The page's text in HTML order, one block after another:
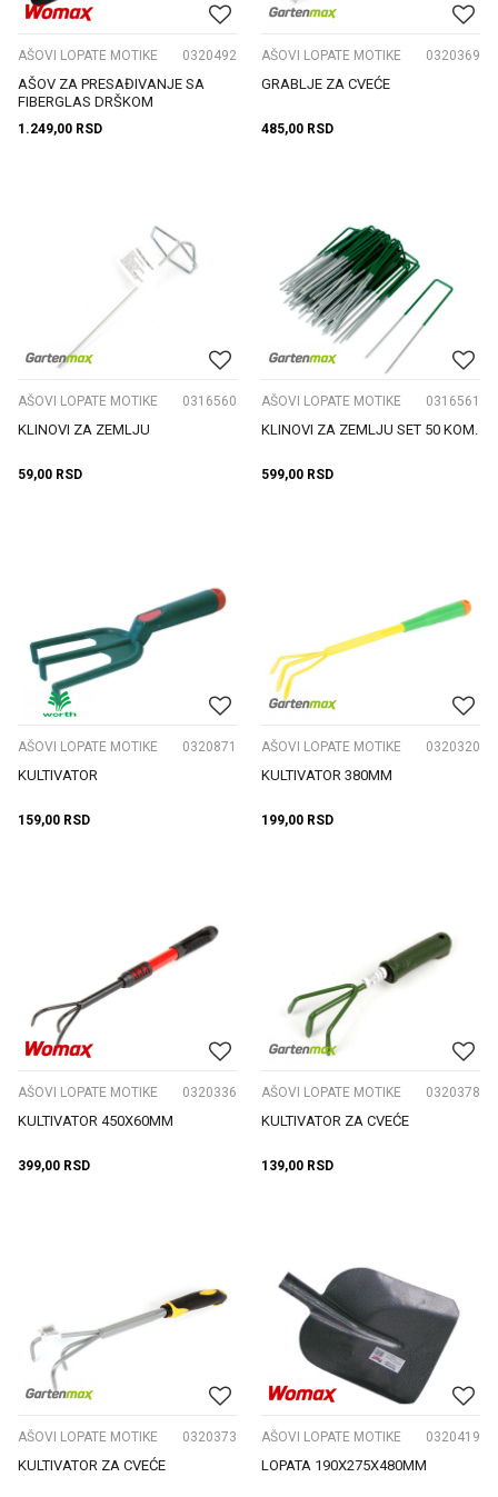
AŠOVI LOPATE MOTIKE 0320492
AŠOV ZA PRESAĐIVANJE SA
FIBERGLAS DRŠKOM
1.249,00 RSD
AŠOVI LOPATE MOTIKE 0320369
GRABLJE ZA CVEĆE
485,00 RSD
AŠOVI LOPATE MOTIKE 0316560
KLINOVI ZA ZEMLJU
59,00 RSD
AŠOVI LOPATE MOTIKE 0316561
KLINOVI ZA ZEMLJU SET 50 KOM.
599,00 RSD
AŠOVI LOPATE MOTIKE 0320871
KULTIVATOR
159,00 RSD
AŠOVI LOPATE MOTIKE 0320320
KULTIVATOR 380MM
199,00 RSD
AŠOVI LOPATE MOTIKE 0320336
KULTIVATOR 450X60MM
399,00 RSD
AŠOVI LOPATE MOTIKE 0320378
KULTIVATOR ZA CVEĆE
139,00 RSD
AŠOVI LOPATE MOTIKE 0320373
KULTIVATOR ZA CVEĆE
AŠOVI LOPATE MOTIKE 0320419
LOPATA 190X275X480MM